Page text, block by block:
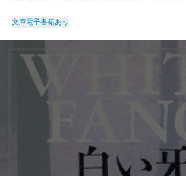
文庫電子書籍あり